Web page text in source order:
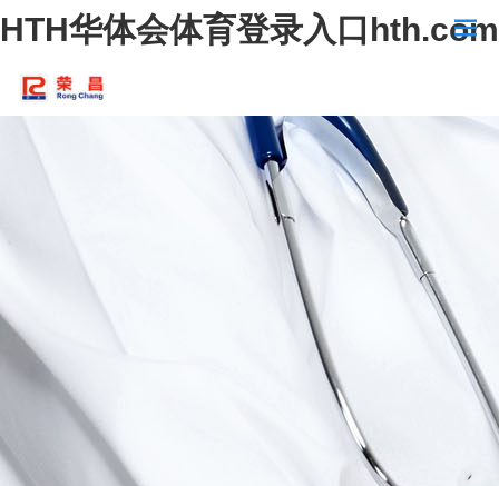
HTH华体会体育登录入口hth.com